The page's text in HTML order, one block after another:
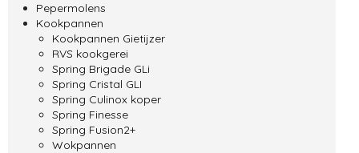
Pepermolens
Kookpannen
Kookpannen Gietijzer
RVS kookgerei
Spring Brigade GLi
Spring Cristal GLI
Spring Culinox koper
Spring Finesse
Spring Fusion2+
Wokpannen